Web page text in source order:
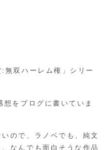
無双ハーレム権」シリー
をブログに書いていま
ので、ラノベでも、純文
なんでも面白そうな作品